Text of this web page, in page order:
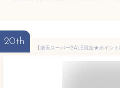
20th